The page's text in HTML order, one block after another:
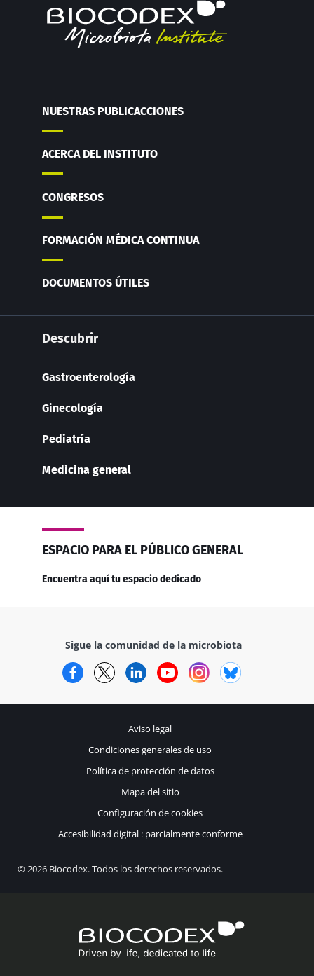
NUESTRAS PUBLICACCIONES
ACERCA DEL INSTITUTO
CONGRESOS
FORMACIÓN MÉDICA CONTINUA
DOCUMENTOS ÚTILES
Descubrir
Gastroenterología
Ginecología
Pediatría
Medicina general
ESPACIO PARA EL PÚBLICO GENERAL
Encuentra aquí tu espacio dedicado
Sigue la comunidad de la microbiota
FacebookTwitterLinkedInYouTubeInstagram
© 2026 Biocodex. Todos los derechos reservados.
Aviso legal
Condiciones generales de uso
Política de protección de datos
Mapa del sitio
Configuración de cookies
Accesibilidad digital : parcialmente conforme